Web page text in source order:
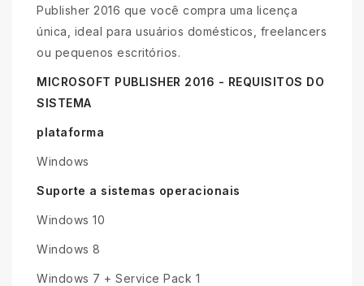
Publisher 2016 que você compra uma licença
única, ideal para usuários domésticos, freelancers
ou pequenos escritórios.
MICROSOFT PUBLISHER 2016 - REQUISITOS DO
SISTEMA
plataforma
Windows
Suporte a sistemas operacionais
Windows 10
Windows 8
Windows 7 + Service Pack 1